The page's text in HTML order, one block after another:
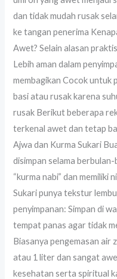
dan tidak mudah rusak
ke tangan penerima
Awet? Selain alasan
Lebih aman dalam
membagikan Cocok untuk
basi atau rusak karena
rusak Berikut beberapa
terkenal awet dan tetap
Ajwa dan Kurma Sukari
disimpan selama
“kurma nabi” dan memiliki
Sukari punya tekstur
penyimpanan: Simpan di
tempat panas agar tidak
Biasanya pengemasan air
atau 1 liter dan sangat
kesehatan serta spiritual